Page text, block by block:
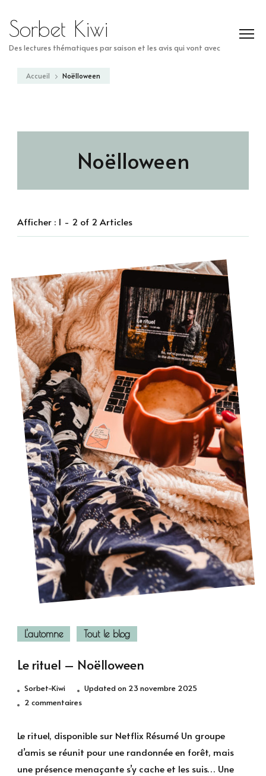
Sorbet Kiwi
Des lectures thématiques par saison et les avis qui vont avec
Accueil Noëlloween
Noëlloween
Afficher : 1 - 2 of 2 Articles
L'automne Tout le blog
Le rituel – Noëlloween
Sorbet-Kiwi Updated on 23 novembre 2025
2 commentairessur
rituel
Noëlloween
Le rituel, disponible sur Netflix Résumé Un groupe
d’amis se réunit pour une randonnée en forêt, mais
une présence menaçante s’y cache et les suis… Une